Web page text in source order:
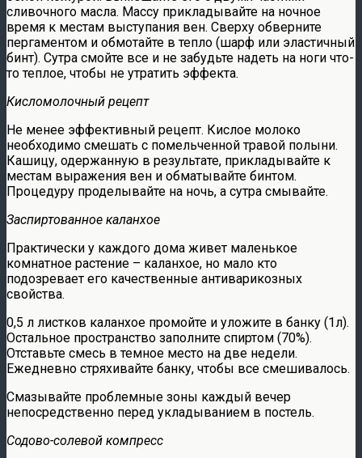
сливочного масла. Массу прикладывайте на ночное
время к местам выступания вен. Сверху обверните
пергаментом и обмотайте в тепло (шарф или эластичный
бинт). Сутра смойте все и не забудьте надеть на ноги что-
то теплое, чтобы не утратить эффекта.
Кисломолочный рецепт
Не менее эффективный рецепт. Кислое молоко
необходимо смешать с помельченной травой полыни.
Кашицу, одержанную в результате, прикладывайте к
местам выражения вен и обматывайте бинтом.
Процедуру проделывайте на ночь, а сутра смывайте.
Заспиртованное каланхое
Практически у каждого дома живет маленькое
комнатное растение – каланхое, но мало кто
подозревает его качественные антиварикозных
свойства.
0,5 л листков каланхое промойте и уложите в банку (1л).
Остальное пространство заполните спиртом (70%).
Отставьте смесь в темное место на две недели.
Ежедневно стряхивайте банку, чтобы все смешивалось.
Смазывайте проблемные зоны каждый вечер
непосредственно перед укладыванием в постель.
Содово-солевой компресс